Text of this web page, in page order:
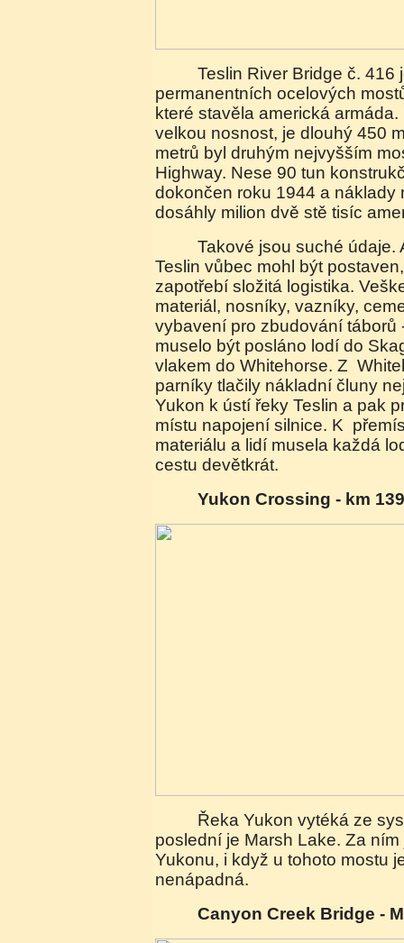
Teslin River Bridge č. 416 je jeden z pouhých tří
permanentních ocelových
které stavěla americká
velkou nosnost, je dlouhý 450
metrů byl druhým nejvyšším
Highway. Nese 90 tun
dokončen roku 1944 a náklady
dosáhly milion dvě stě tisíc
Takové jsou suché údaje. Aby však most přes
Teslin vůbec mohl být
zapotřebí složitá logistika.
materiál, nosníky, vazníky,
vybavení pro zbudování táborů
muselo být posláno lodí do
vlakem do Whitehorse. Z
parníky tlačily nákladní čluny
Yukon k ústí řeky Teslin a pak
místu napojení silnice. K
materiálu a lidí musela každá
cestu devětkrát.
Yukon Crossing - km
Řeka Yukon vytéká ze systému jezer, z nichž
poslední je Marsh Lake. Za
Yukonu, i když u tohoto mostu
nenápadná.
Canyon Creek Bridge -